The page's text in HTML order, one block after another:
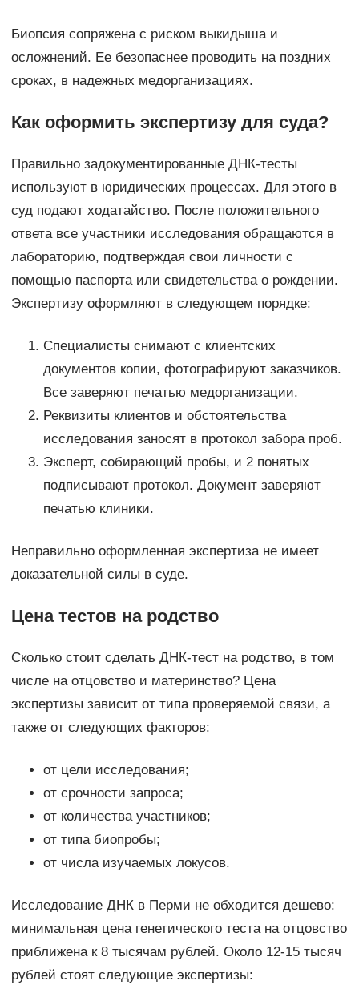
Биопсия сопряжена с риском выкидыша и
осложнений. Ее безопаснее проводить на поздних
сроках, в надежных медорганизациях.
Как оформить экспертизу для суда?
Правильно задокументированные ДНК-тесты
используют в юридических процессах. Для этого в
суд подают ходатайство. После положительного
ответа все участники исследования обращаются в
лабораторию, подтверждая свои личности с
помощью паспорта или свидетельства о рождении.
Экспертизу оформляют в следующем порядке:
Специалисты снимают с клиентских
документов копии, фотографируют заказчиков.
Все заверяют печатью медорганизации.
Реквизиты клиентов и обстоятельства
исследования заносят в протокол забора проб.
Эксперт, собирающий пробы, и 2 понятых
подписывают протокол. Документ заверяют
печатью клиники.
Неправильно оформленная экспертиза не имеет
доказательной силы в суде.
Цена тестов на родство
Сколько стоит сделать ДНК-тест на родство, в том
числе на отцовство и материнство? Цена
экспертизы зависит от типа проверяемой связи, а
также от следующих факторов:
от цели исследования;
от срочности запроса;
от количества участников;
от типа биопробы;
от числа изучаемых локусов.
Исследование ДНК в Перми не обходится дешево:
минимальная цена генетического теста на отцовство
приближена к 8 тысячам рублей. Около 12-15 тысяч
рублей стоят следующие экспертизы: